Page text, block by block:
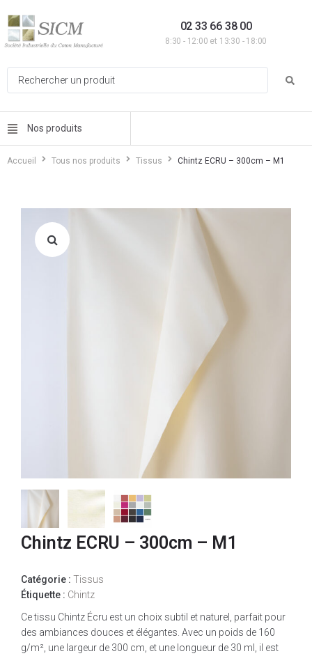
02 33 66 38 00
8:30 - 12:00 et 13:30 - 18:00
Nos produits
Accueil Tous nos produits Tissus Chintz ECRU – 300cm – M1
Chintz ECRU – 300cm – M1
Catégorie : Tissus
Étiquette : Chintz
Ce tissu Chintz Écru est un choix subtil et naturel, parfait pour
des ambiances douces et élégantes. Avec un poids de 160
g/m², une largeur de 300 cm, et une longueur de 30 ml, il est